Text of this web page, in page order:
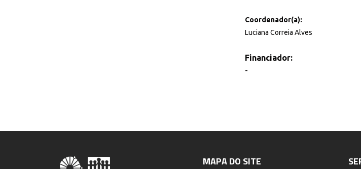
Coordenador(a):
Luciana Correia Alves
Financiador:
-
MAPA DO SITE